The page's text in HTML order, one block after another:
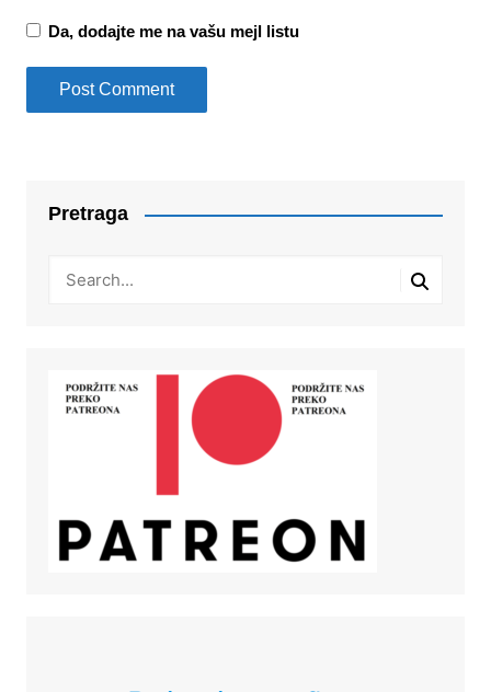
Da, dodajte me na vašu mejl listu
Pretraga